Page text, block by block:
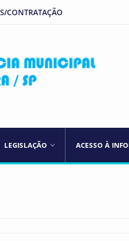
CONTRATAÇÃO
LEGISLAÇÃO ACESSO À